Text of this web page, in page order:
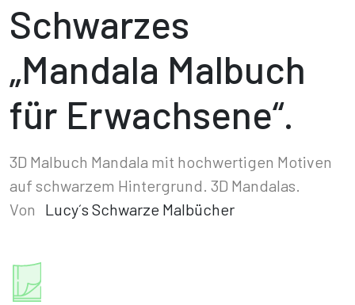
Schwarzes
„Mandala Malbuch
für Erwachsene“.
3D Malbuch Mandala mit hochwertigen Motiven
auf schwarzem Hintergrund. 3D Mandalas.
Von
Lucy´s Schwarze Malbücher